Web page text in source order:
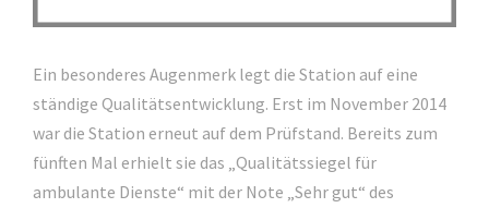
Ein besonderes Augenmerk legt die Station auf eine
ständige Qualitätsentwicklung. Erst im November 2014
war die Station erneut auf dem Prüfstand. Bereits zum
fünften Mal erhielt sie das „Qualitätssiegel für
ambulante Dienste“ mit der Note „Sehr gut“ des